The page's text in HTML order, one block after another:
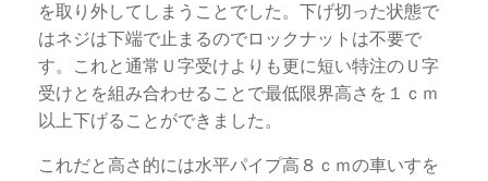
を取り外してしまうことでした。下げ切った状態で
はネジは下端で止まるのでロックナットは不要で
す。これと通常Ｕ字受けよりも更に短い特注のＵ字
受けとを組み合わせることで最低限界高さを１ｃｍ
以上下げることができました。
これだと高さ的には水平パイプ高８ｃｍの車いすを